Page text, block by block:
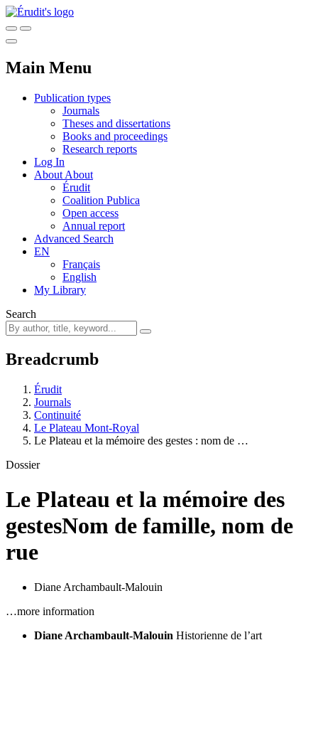
Main Menu
Publication types
Journals
Theses and dissertations
Books and proceedings
Research reports
Log In
About About
Érudit
Coalition Publica
Open access
Annual report
Advanced Search
EN
Français
English
My Library
Search
Breadcrumb
Érudit
Journals
Continuité
Le Plateau Mont-Royal
Le Plateau et la mémoire des gestes : nom de …
Dossier
Le Plateau et la mémoire des
gestesNom de famille, nom de
rue
Diane Archambault-Malouin
…more information
Diane Archambault-Malouin Historienne de l’art